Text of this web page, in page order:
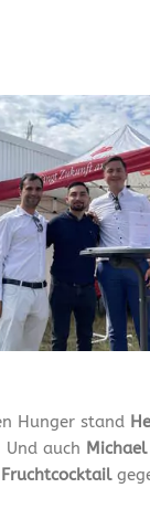
Hunger stand
Und auch
Fruchtcocktail